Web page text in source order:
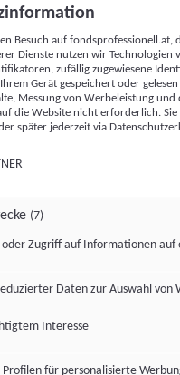
von Werbeleistung
Zielgruppenforschung.
Kennungen (z. B. login-
Kennungen,
mit anderen
Technologien usw.) auf
ausgelesen werden, um es
App oder einer Webseite
der hier aufgeführten
Besuch auf
Dienste nutzen wir Technologien
zufällig zugewiesene
Gerät gespeichert oder
Messung von Werbeleistung
die Website nicht erforderlich.
später jederzeit via
(7)
oder Zugriff auf Informationen auf
Daten zur Auswahl von
Interesse
Profilen für personalisierte